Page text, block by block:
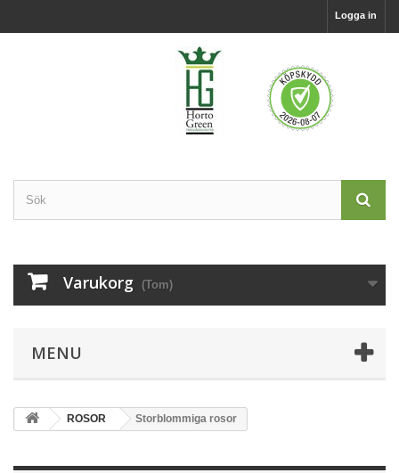
Logga in
Varukorg (Tom)
MENU
ROSOR Storblommiga rosor